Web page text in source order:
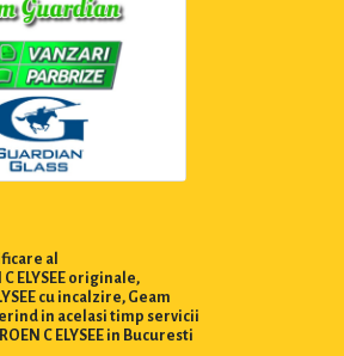
al
ELYSEE originale,
cu incalzire, Geam
in acelasi timp servicii
C ELYSEE in Bucuresti